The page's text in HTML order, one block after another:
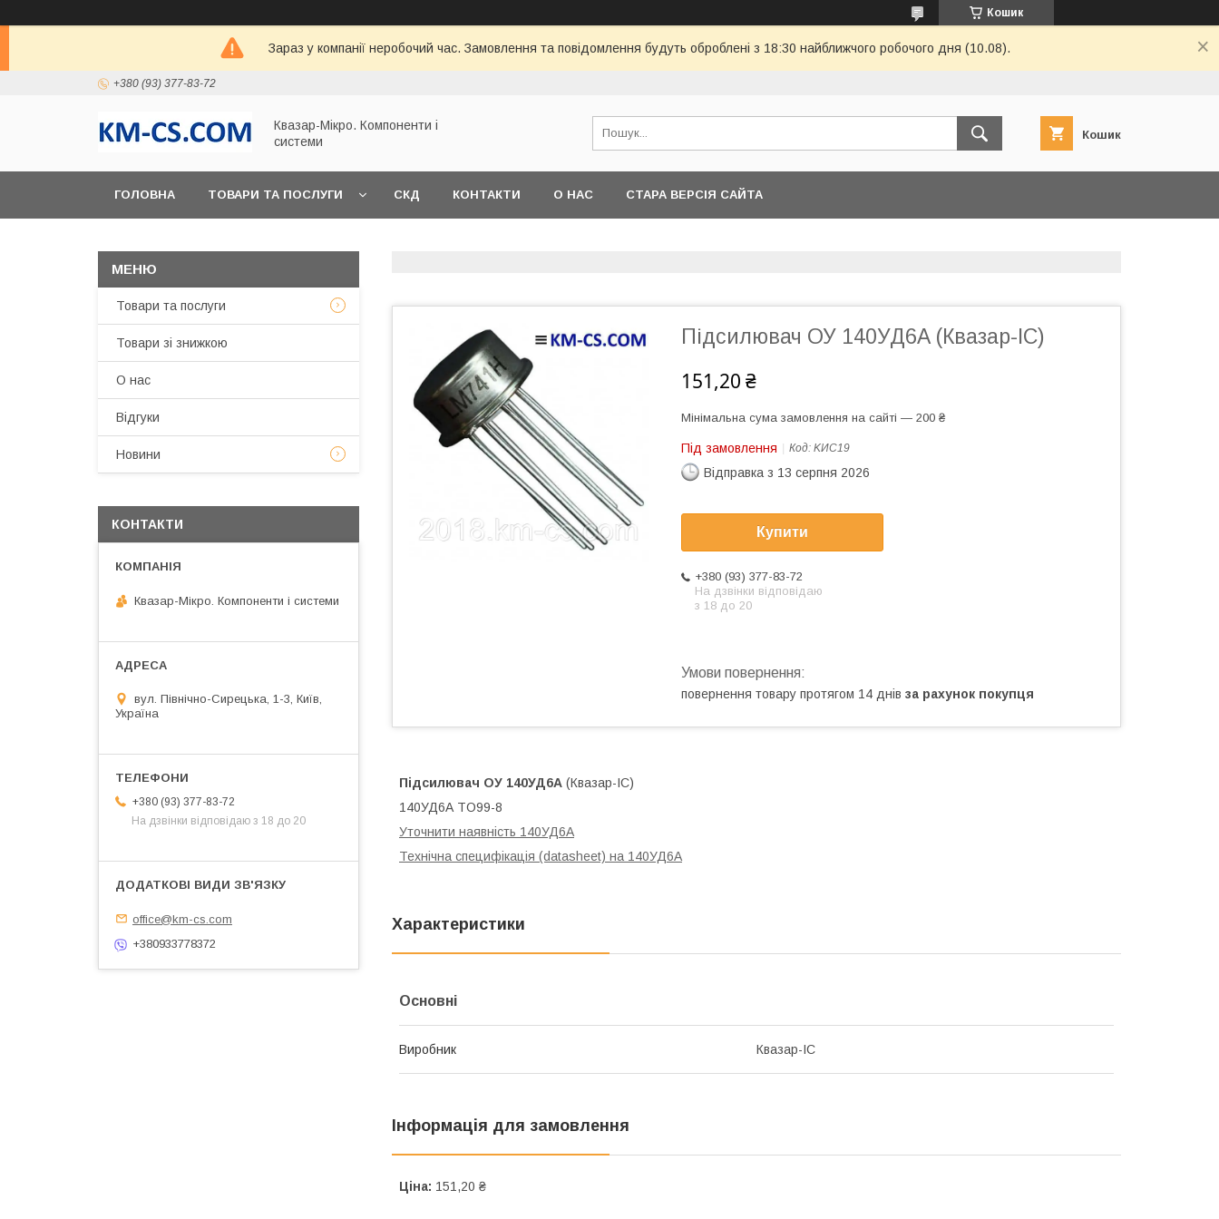
Кошик
Зараз у компанії неробочий час. Замовлення та повідомлення будуть оброблені з 18:30 найближчого робочого дня (10.08).
+380 (93) 377-83-72
Квазар-Мікро. Компоненти і
системи
Кошик
ГОЛОВНА ТОВАРИ ТА ПОСЛУГИ СКД КОНТАКТИ О НАС СТАРА ВЕРСІЯ САЙТА
Підсилювач ОУ 140УД6А (Квазар-ІС)
151,20 ₴
Мінімальна сума замовлення на сайті — 200 ₴
Під замовлення Код: KИС19
Відправка з 13 серпня 2026
Купити
+380 (93) 377-83-72
На дзвінки відповідаю
з 18 до 20
повернення товару протягом 14 днів за рахунок покупця
Підсилювач ОУ 140УД6А (Квазар-ІС)
140УД6А TO99-8
Уточнити наявність 140УД6А
Технічна специфікація (datasheet) на 140УД6А
Характеристики
Основні
Виробник Квазар-ІС
Інформація для замовлення
Ціна: 151,20 ₴
Товари та послуги
Товари зі знижкою
О нас
Відгуки
Новини
КОНТАКТИ
Квазар-Мікро. Компоненти і системи
вул. Північно-Сирецька, 1-3, Київ,
Україна
+380 (93) 377-83-72
На дзвінки відповідаю з 18 до 20
office@km-cs.com
+380933778372